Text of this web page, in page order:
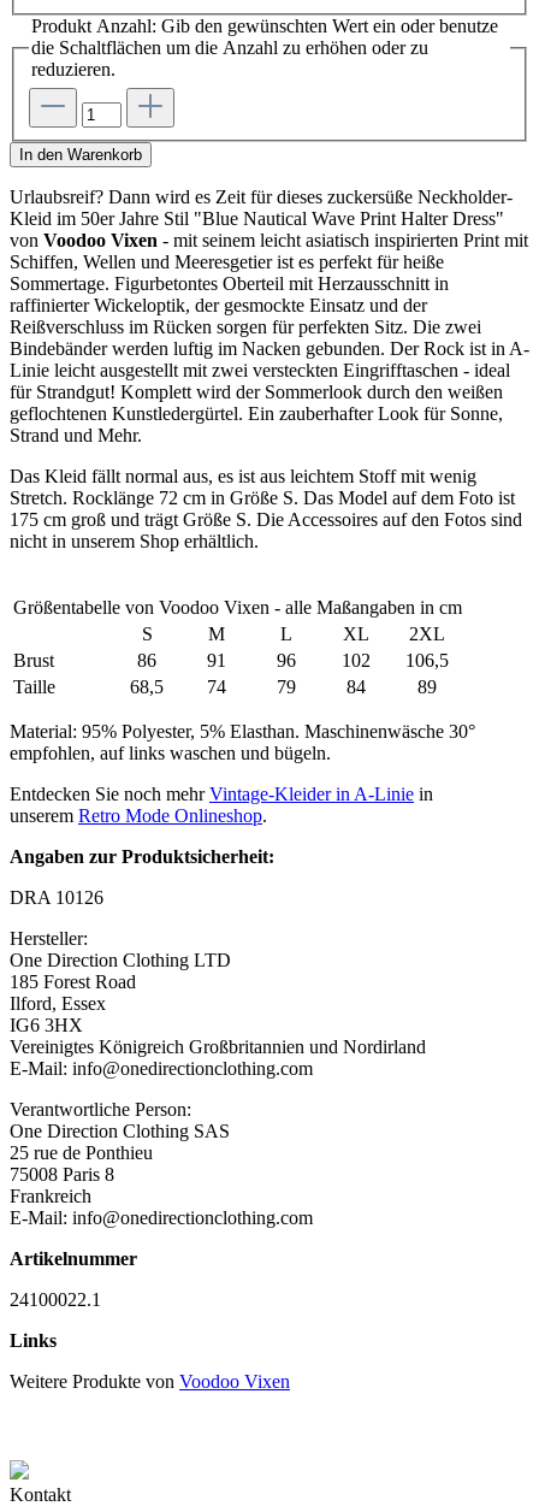
Produkt Anzahl: Gib den gewünschten Wert ein oder benutze
die Schaltflächen um die Anzahl zu erhöhen oder zu
reduzieren.
In den Warenkorb
Urlaubsreif? Dann wird es Zeit für dieses zuckersüße Neckholder-
Kleid im 50er Jahre Stil "Blue Nautical Wave Print Halter Dress"
von Voodoo Vixen - mit seinem leicht asiatisch inspirierten Print mit
Schiffen, Wellen und Meeresgetier ist es perfekt für heiße
Sommertage. Figurbetontes Oberteil mit Herzausschnitt in
raffinierter Wickeloptik, der gesmockte Einsatz und der
Reißverschluss im Rücken sorgen für perfekten Sitz. Die zwei
Bindebänder werden luftig im Nacken gebunden. Der Rock ist in A-
Linie leicht ausgestellt mit zwei versteckten Eingrifftaschen - ideal
für Strandgut! Komplett wird der Sommerlook durch den weißen
geflochtenen Kunstledergürtel. Ein zauberhafter Look für Sonne,
Strand und Mehr.
Das Kleid fällt normal aus, es ist aus leichtem Stoff mit wenig
Stretch. Rocklänge 72 cm in Größe S. Das Model auf dem Foto ist
175 cm groß und trägt Größe S. Die Accessoires auf den Fotos sind
nicht in unserem Shop erhältlich.
Größentabelle von Voodoo Vixen - alle Maßangaben in cm
S
M L XL
2XL
Brust
86 91 96 102
106,5
Taille
68,5 74 79 84 89
Material: 95% Polyester, 5% Elasthan. Maschinenwäsche 30°
empfohlen, auf links waschen und bügeln.
Entdecken Sie noch mehrVintage-Kleider in A-Linie in
unserem Retro Mode Onlineshop.
Angaben zur Produktsicherheit:
DRA 10126
Hersteller:
One Direction Clothing LTD
185 Forest Road
Ilford, Essex
IG6 3HX
Vereinigtes Königreich Großbritannien und Nordirland
E-Mail: info@onedirectionclothing.com
Verantwortliche Person:
One Direction Clothing SAS
25 rue de Ponthieu
75008 Paris 8
Frankreich
E-Mail: info@onedirectionclothing.com
Artikelnummer
24100022.1
Links
Weitere Produkte von Voodoo Vixen
Kontakt